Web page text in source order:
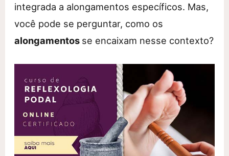
integrada a alongamentos específicos. Mas,
você pode se perguntar, como os
alongamentos se encaixam nesse contexto?